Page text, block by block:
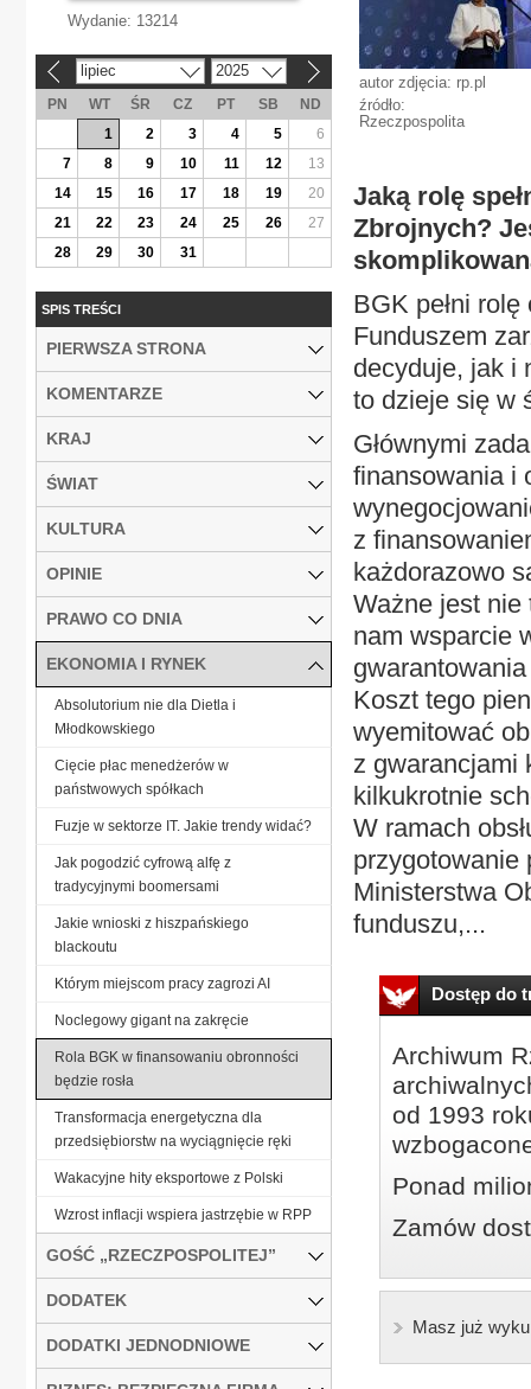
autor zdjęcia: rp.pl
źródło:
Rzeczpospolita
Jaką rolę
Zbrojnych?
BGK pełni
Funduszem
decyduje, jak i
to dzieje się w
Głównymi
finansowania i
z
każdorazowo
Ważne jest nie
nam wsparcie
Koszt tego
wyemitować
z gwarancjami
kilkukrotnie
W ramach
przygotowanie
Ministerstwa
funduszu,...
Dostęp do
Archiwum
od 1993
Ponad
Zamów
Masz już
Wydanie: 13214
lipiec 2025
PN WT ŚR CZ PT SB
ND
1
2 3 4 5
6
7
8 9 10 11 12
13
14
15 16 17 18 19
20
21
22 23 24 25 26
27
28
29 30 31
SPIS TREŚCI
PIERWSZA STRONA
KOMENTARZE
KRAJ
ŚWIAT
KULTURA
OPINIE
PRAWO CO DNIA
EKONOMIA I RYNEK
Absolutorium nie dla Dietla i
Młodkowskiego
Cięcie płac menedżerów w
państwowych spółkach
Fuzje w sektorze IT. Jakie trendy widać?
Jak pogodzić cyfrową alfę z
tradycyjnymi boomersami
Jakie wnioski z hiszpańskiego
blackoutu
Którym miejscom pracy zagrozi AI
Noclegowy gigant na zakręcie
Rola BGK w finansowaniu obronności
będzie rosła
Transformacja energetyczna dla
przedsiębiorstw na wyciągnięcie ręki
Wakacyjne hity eksportowe z Polski
Wzrost inflacji wspiera jastrzębie w RPP
GOŚĆ „RZECZPOSPOLITEJ”
DODATEK
DODATKI JEDNODNIOWE